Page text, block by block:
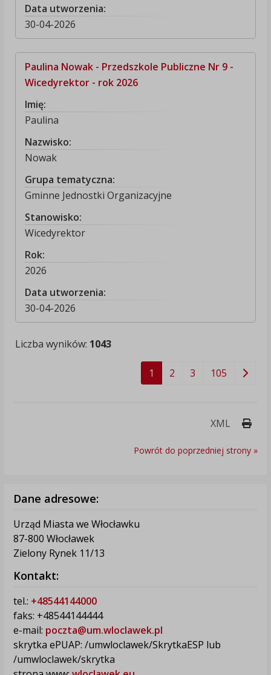
Data utworzenia:
30-04-2026
Paulina Nowak - Przedszkole Publiczne Nr 9 -
Wicedyrektor - rok 2026
Imię:
Paulina
Nazwisko:
Nowak
Grupa tematyczna:
Gminne Jednostki Organizacyjne
Stanowisko:
Wicedyrektor
Rok:
2026
Data utworzenia:
30-04-2026
Liczba wyników: 1043
1 2 3 105
XML
Powrót do poprzedniej strony »
Dane adresowe:
Urząd Miasta we Włocławku
87-800 Włocławek
Zielony Rynek 11/13
Kontakt:
tel.: +48544144000
faks: +48544144444
e-mail: poczta@um.wloclawek.pl
skrytka ePUAP: /umwloclawek/SkrytkaESP lub
/umwloclawek/skrytka